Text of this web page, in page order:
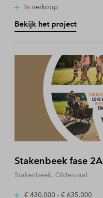
In verkoop
Bekijk het project
Stakenbeek fase 2A
Stakenbeek, Oldenzaal
€ 430.000 - € 635.000